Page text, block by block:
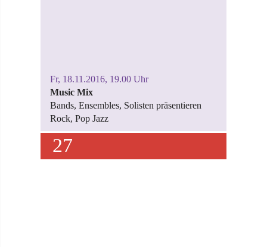
Fr, 18.11.2016, 19.00 Uhr
Music Mix
Bands, Ensembles, Solisten präsentieren
Rock, Pop Jazz
27